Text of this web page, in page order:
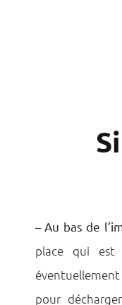
–Au bas de
place qui est
pour